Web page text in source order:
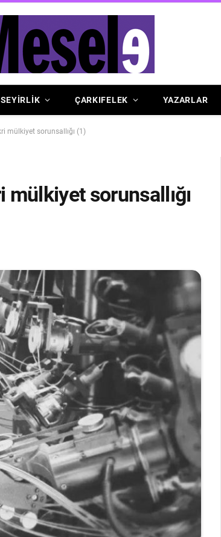
SEYİRLİK ÇARKIFELEK YAZARLAR
mülkiyet sorunsallığı (1)
sorunsallığı